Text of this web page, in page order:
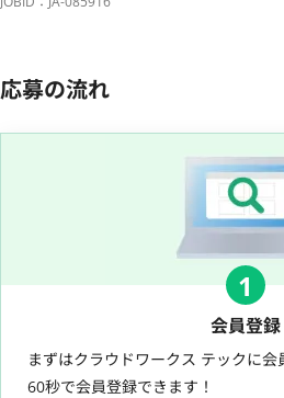
応募の流れ
1
会員登録
まずはクラウドワークス テックに会
60秒で会員登録できます！